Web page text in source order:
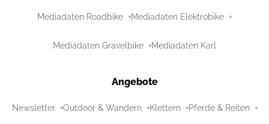
Mediadaten Roadbike Mediadaten Elektrobike
Mediadaten Gravelbike Mediadaten Karl
Angebote
Newsletter Outdoor & Wandern Klettern Pferde & Reiten